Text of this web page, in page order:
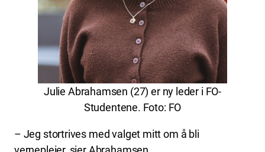
Julie Abrahamsen (27) er ny leder i FO-
Studentene. Foto: FO
– Jeg stortrives med valget mitt om å bli